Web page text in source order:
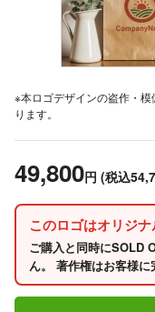
※本ロゴデザインの盗作・
ります。
49,800円 (税込
このロゴはオリジ
ご購入と同時にSOLD
ん。 著作権はお客様に